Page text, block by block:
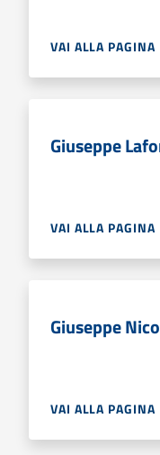
VAI ALLA PAGINA
Giuseppe
VAI ALLA PAGINA
Giuseppe
VAI ALLA PAGINA